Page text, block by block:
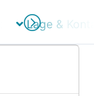
Lage &